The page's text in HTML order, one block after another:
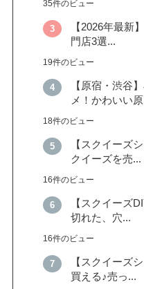
35件のビュー
【2026年最新
門店3選...
19件のビュー
【原宿・渋谷
メ！かわいい
18件のビュー
【スクイーズ
クイーズを売...
16件のビュー
【スクイーズ
切れた、穴...
16件のビュー
【スクイーズ
買える♪売っ...